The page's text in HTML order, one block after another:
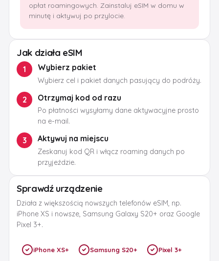
opłat roamingowych. Zainstaluj eSIM w domu w
minutę i aktywuj po przylocie.
Jak działa eSIM
1 Wybierz pakiet
Wybierz cel i pakiet danych pasujący do podróży.
2 Otrzymaj kod od razu
Po płatności wysyłamy dane aktywacyjne prosto
na e-mail.
3 Aktywuj na miejscu
Zeskanuj kod QR i włącz roaming danych po
przyjeździe.
Sprawdź urządzenie
Działa z większością nowszych telefonów eSIM, np.
iPhone XS i nowsze, Samsung Galaxy S20+ oraz Google
Pixel 3+.
iPhone XS+ Samsung S20+ Pixel 3+